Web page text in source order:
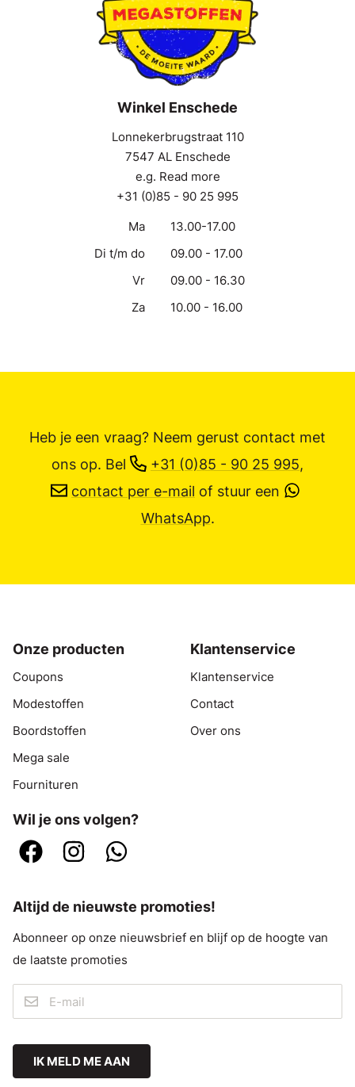
Winkel Enschede
Lonnekerbrugstraat 110
7547 AL Enschede
e.g. Read more
+31 (0)85 - 90 25 995
Ma
13.00-17.00
Di t/m do
09.00 - 17.00
Vr
09.00 - 16.30
Za
10.00 - 16.00
Heb je een vraag? Neem gerust contact met
ons op. Bel +31 (0)85 - 90 25 995,
contact per e-mail of stuur een
WhatsApp.
Onze producten
Coupons
Modestoffen
Boordstoffen
Mega sale
Fournituren
Klantenservice
Klantenservice
Contact
Over ons
Wil je ons volgen?
Altijd de nieuwste promoties!
Abonneer op onze nieuwsbrief en blijf op de hoogte van
de laatste promoties
IK MELD ME AAN